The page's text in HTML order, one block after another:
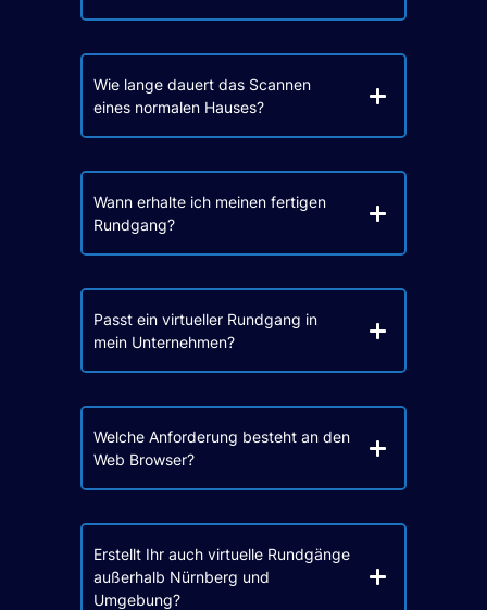
Wie lange dauert das Scannen
eines normalen Hauses?
Wann erhalte ich meinen fertigen
Rundgang?
Passt ein virtueller Rundgang in
mein Unternehmen?
Welche Anforderung besteht an den
Web Browser?
Erstellt Ihr auch virtuelle Rundgänge
außerhalb Nürnberg und
Umgebung?